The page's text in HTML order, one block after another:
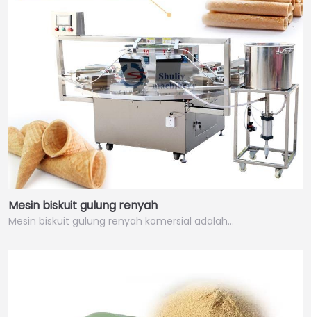
Mesin biskuit gulung renyah
Mesin biskuit gulung renyah komersial adalah…